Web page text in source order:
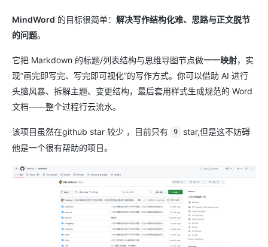
MindWord 的目标很简单： 解决写作结构化难、思路与正文脱节
的问题。
它把 Markdown 的标题/列表结构与思维导图节点做一一映射，实
现“画完即写完、写完即可视化”的写作方式。你可以借助 AI 进行
头脑风暴、拆解主题、变更结构，最后套用样式生成规范的 Word
文档——整个过程行云流水。
该项目虽然在github star 较少 ，目前只有 9
star,但是这不妨碍
他是一个很有帮助的项目。